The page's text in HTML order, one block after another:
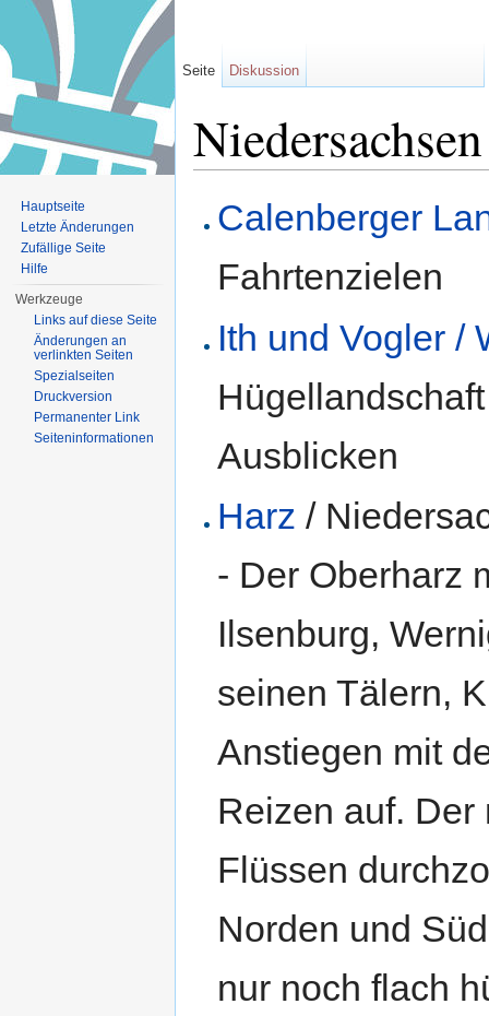
Niedersachsen
Calenberger
Fahrtenzielen
Ith und Vogler /
Ausblicken
Harz /
- Der Oberharz
Ilsenburg,
seinen Tälern,
Anstiegen mit
Reizen auf.
Flüssen
Norden und
nur noch flach
Seite Diskussion
Hauptseite
Letzte Änderungen
Zufällige Seite
Hilfe
Werkzeuge
Links auf diese Seite
Änderungen an
verlinkten Seiten
Spezialseiten
Druckversion
Permanenter Link
Seiten­informationen